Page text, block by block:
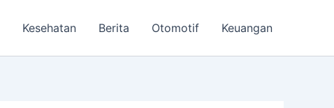
Kesehatan Berita Otomotif Keuangan